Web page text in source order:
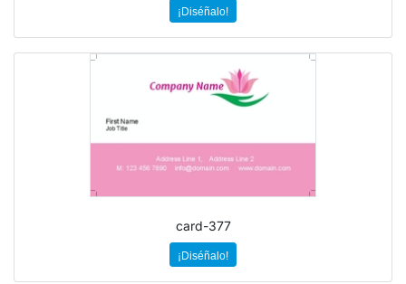
¡Diséñalo!
card-377
¡Diséñalo!